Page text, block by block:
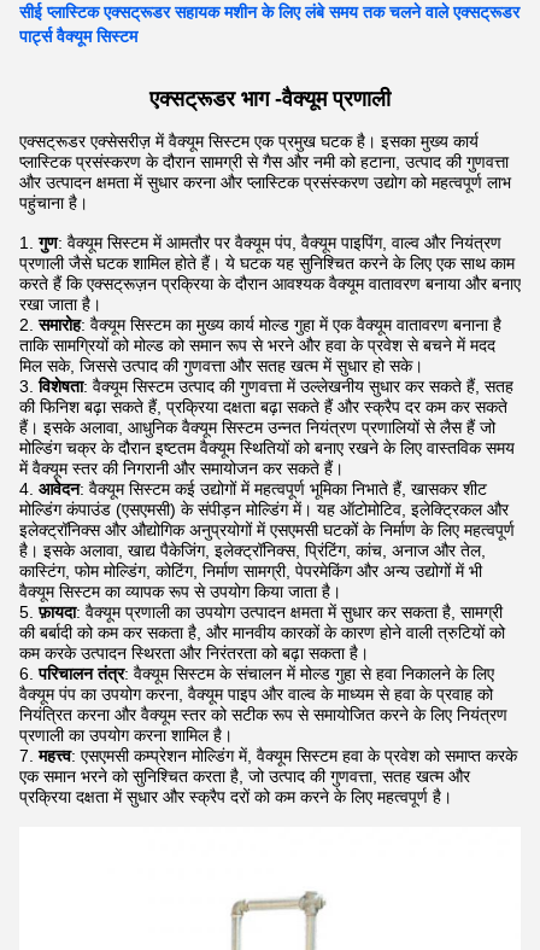
सीई प्लास्टिक एक्सट्रूडर सहायक मशीन के लिए लंबे समय तक चलने वाले एक्सट्रूडर
पार्ट्स वैक्यूम सिस्टम
एक्सट्रूडर भाग -वैक्यूम प्रणाली
एक्सट्रूडर एक्सेसरीज़ में वैक्यूम सिस्टम एक प्रमुख घटक है। इसका मुख्य कार्य
प्लास्टिक प्रसंस्करण के दौरान सामग्री से गैस और नमी को हटाना, उत्पाद की गुणवत्ता
और उत्पादन क्षमता में सुधार करना और प्लास्टिक प्रसंस्करण उद्योग को महत्वपूर्ण लाभ
पहुंचाना है।
गुण: वैक्यूम सिस्टम में आमतौर पर वैक्यूम पंप, वैक्यूम पाइपिंग, वाल्व और नियंत्रण
प्रणाली जैसे घटक शामिल होते हैं। ये घटक यह सुनिश्चित करने के लिए एक साथ काम
करते हैं कि एक्सट्रूज़न प्रक्रिया के दौरान आवश्यक वैक्यूम वातावरण बनाया और बनाए
रखा जाता है।
समारोह: वैक्यूम सिस्टम का मुख्य कार्य मोल्ड गुहा में एक वैक्यूम वातावरण बनाना है
ताकि सामग्रियों को मोल्ड को समान रूप से भरने और हवा के प्रवेश से बचने में मदद
मिल सके, जिससे उत्पाद की गुणवत्ता और सतह खत्म में सुधार हो सके।
विशेषता: वैक्यूम सिस्टम उत्पाद की गुणवत्ता में उल्लेखनीय सुधार कर सकते हैं, सतह
की फिनिश बढ़ा सकते हैं, प्रक्रिया दक्षता बढ़ा सकते हैं और स्क्रैप दर कम कर सकते
हैं। इसके अलावा, आधुनिक वैक्यूम सिस्टम उन्नत नियंत्रण प्रणालियों से लैस हैं जो
मोल्डिंग चक्र के दौरान इष्टतम वैक्यूम स्थितियों को बनाए रखने के लिए वास्तविक समय
में वैक्यूम स्तर की निगरानी और समायोजन कर सकते हैं।
आवेदन: वैक्यूम सिस्टम कई उद्योगों में महत्वपूर्ण भूमिका निभाते हैं, खासकर शीट
मोल्डिंग कंपाउंड (एसएमसी) के संपीड़न मोल्डिंग में। यह ऑटोमोटिव, इलेक्ट्रिकल और
इलेक्ट्रॉनिक्स और औद्योगिक अनुप्रयोगों में एसएमसी घटकों के निर्माण के लिए महत्वपूर्ण
है। इसके अलावा, खाद्य पैकेजिंग, इलेक्ट्रॉनिक्स, प्रिंटिंग, कांच, अनाज और तेल,
कास्टिंग, फोम मोल्डिंग, कोटिंग, निर्माण सामग्री, पेपरमेकिंग और अन्य उद्योगों में भी
वैक्यूम सिस्टम का व्यापक रूप से उपयोग किया जाता है।
फ़ायदा: वैक्यूम प्रणाली का उपयोग उत्पादन क्षमता में सुधार कर सकता है, सामग्री
की बर्बादी को कम कर सकता है, और मानवीय कारकों के कारण होने वाली त्रुटियों को
कम करके उत्पादन स्थिरता और निरंतरता को बढ़ा सकता है।
परिचालन तंत्र: वैक्यूम सिस्टम के संचालन में मोल्ड गुहा से हवा निकालने के लिए
वैक्यूम पंप का उपयोग करना, वैक्यूम पाइप और वाल्व के माध्यम से हवा के प्रवाह को
नियंत्रित करना और वैक्यूम स्तर को सटीक रूप से समायोजित करने के लिए नियंत्रण
प्रणाली का उपयोग करना शामिल है।
महत्त्व: एसएमसी कम्प्रेशन मोल्डिंग में, वैक्यूम सिस्टम हवा के प्रवेश को समाप्त करके
एक समान भरने को सुनिश्चित करता है, जो उत्पाद की गुणवत्ता, सतह खत्म और
प्रक्रिया दक्षता में सुधार और स्क्रैप दरों को कम करने के लिए महत्वपूर्ण है।